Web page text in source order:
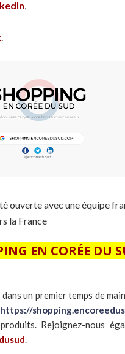
,
.
ouverte avec une équipe
la France
EN CORÉE DU
un premier temps de
https://
Rejoignez-nous
.